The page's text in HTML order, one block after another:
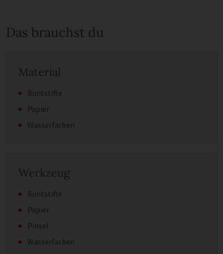
Das brauchst du
Material
Buntstifte
Papier
Wasserfarben
Werkzeug
Buntstifte
Papier
Pinsel
Wasserfarben